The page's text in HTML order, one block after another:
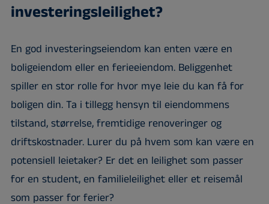
investeringsleilighet?
En god investeringseiendom kan enten være en
boligeiendom eller en ferieeiendom. Beliggenhet
spiller en stor rolle for hvor mye leie du kan få for
boligen din. Ta i tillegg hensyn til eiendommens
tilstand, størrelse, fremtidige renoveringer og
driftskostnader. Lurer du på hvem som kan være en
potensiell leietaker? Er det en leilighet som passer
for en student, en familieleilighet eller et reisemål
som passer for ferier?